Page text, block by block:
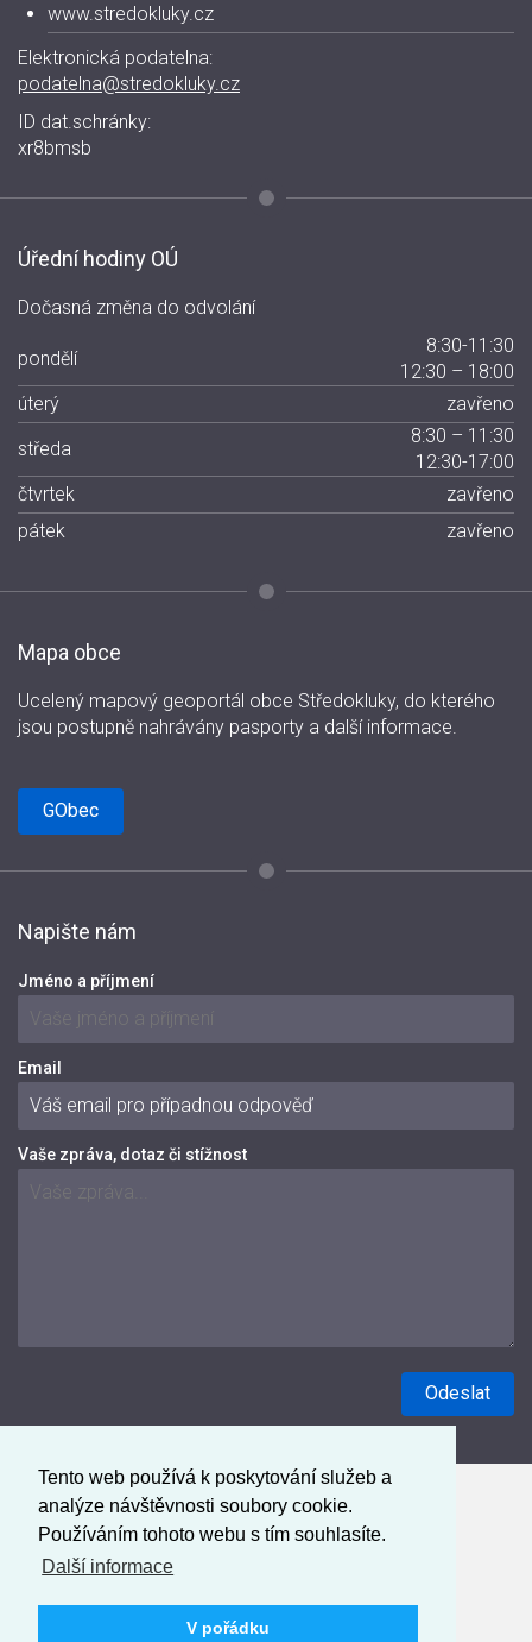
Tento web používá k poskytování služeb a
analýze návštěvnosti soubory cookie.
Používáním tohoto webu s tím souhlasíte.
Další informace
V pořádku
www.stredokluky.cz
Elektronická podatelna:
podatelna@stredokluky.cz
ID dat.schránky:
xr8bmsb
Úřední hodiny OÚ
Dočasná změna do odvolání
pondělí
8:30-11:30
12:30 – 18:00
úterý
zavřeno
středa
8:30 – 11:30
12:30-17:00
čtvrtek
zavřeno
pátek
zavřeno
Mapa obce
Ucelený mapový geoportál obce Středokluky, do kterého
jsou postupně nahrávány pasporty a další informace.
GObec
Napište nám
Jméno a příjmení
Email
Vaše zpráva, dotaz či stížnost